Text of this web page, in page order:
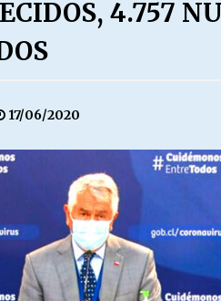
03/08/2026
13/07/2026
A SER ALTERNATIVA
16/06/2026
a los ricos, Save Our Souls
(Salvar Nuestras Almas)
30/04/2026
4.757
17/06/2020